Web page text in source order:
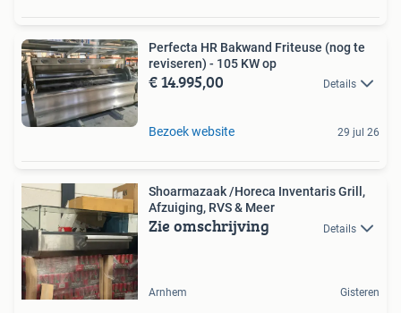
Perfecta HR Bakwand Friteuse (nog te
reviseren) - 105 KW op
€ 14.995,00 Details
Bezoek website 29 jul 26
Shoarmazaak /Horeca Inventaris Grill,
Afzuiging, RVS & Meer
Zie omschrijving Details
Arnhem Gisteren